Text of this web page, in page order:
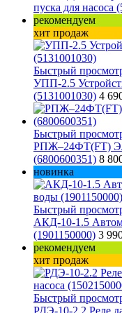
пуска для насоса
рекомендуем
хит продаж
Быстрый
УПП-2.5
(5131001030) 4
Быстрый
РПЖ–24ФТ(FT)
(6800600351) 8
новинка
Быстрый
АКД-10-1.5
(1901150000) 3
рекомендуем
хит продаж
Быстрый
РДЭ-10-2.2 Реле